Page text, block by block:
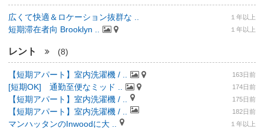
広くて快適＆ロケーション抜群な .. １年以上
短期滞在者向 Brooklyn .. １年以上
レント (8)
【短期アパート】室内洗濯機 / .. 163日前
[短期OK] 通勤至便なミッド .. 174日前
【短期アパート】室内洗濯機 / .. 175日前
【短期アパート】室内洗濯機 / .. 182日前
マンハッタンのInwoodに大 .. １年以上